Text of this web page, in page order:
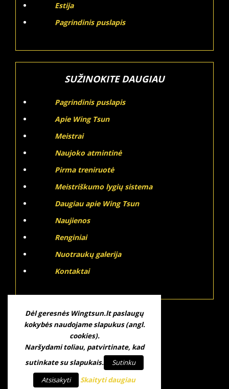
Estija
Pagrindinis puslapis
SUŽINOKITE DAUGIAU
Pagrindinis puslapis
Apie Wing Tsun
Meistrai
Naujoko atmintinė
Pirma treniruotė
Meistriškumo lygių sistema
Daugiau apie Wing Tsun
Naujienos
Renginiai
Nuotraukų galerija
Kontaktai
Dėl geresnės Wingtsun.lt paslaugų
kokybės naudojame slapukus (angl.
cookies).
Naršydami toliau, patvirtinate, kad
sutinkate su slapukais.
Sutinku
Atsisakyti
Skaityti daugiau